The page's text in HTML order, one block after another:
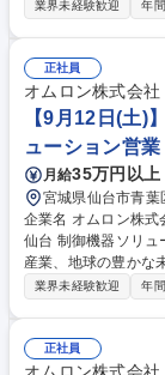
良を確実に捉える」検査ニ
ールドアプリケー
要】 ・日時：2026
ンセミナー（Zoom） 募集職種 【オンラインセミナー】[8/26開催]オムロ
ン検査システム事業
業界未経験歓迎 年
正社員
オムロン株式会社
【9月12日(土)
ューション営
月給35万円以上
宮城県仙台市青葉
企業名 オムロン株式会社 求人名 ★【9月12日（土）】休日
仙台 制御機器ソリューション営業 仕事の内
産業、地球の豊かな
する当社。国内製造
日（土）9:00～
せていただきます。
でご了承ください。
業界未経験歓迎 年
正社員